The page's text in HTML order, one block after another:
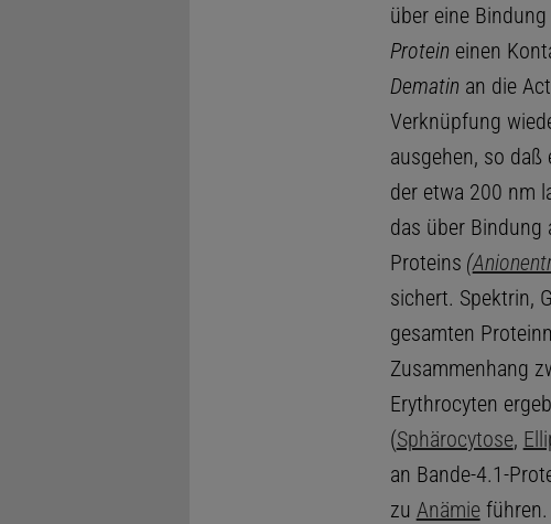
über eine
Protein einen
Dematin an die
Verknüpfung
ausgehen, so
der etwa 200 nm
das über Bindung
Proteins (
sichert. Spektrin,
gesamten
Zusammenhang
Erythrocyten
(Sphärocytose,
an Bande-4.1-
zu Anämieführen.